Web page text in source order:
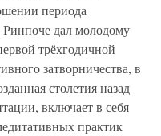
периода
дал молодому
трёхгодичной
затворничества, в
столетия назад
включает в себя
практик